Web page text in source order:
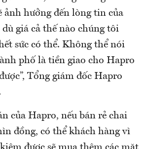
ảnh hưởng đến lòng tin của
giá cả thế nào chúng tôi
sức có thể. Không thể nói
phố là tiền giao cho Hapro
Tổng giám đốc Hapro
của Hapro, nếu bán rẻ chai
đồng, có thể khách hàng vì